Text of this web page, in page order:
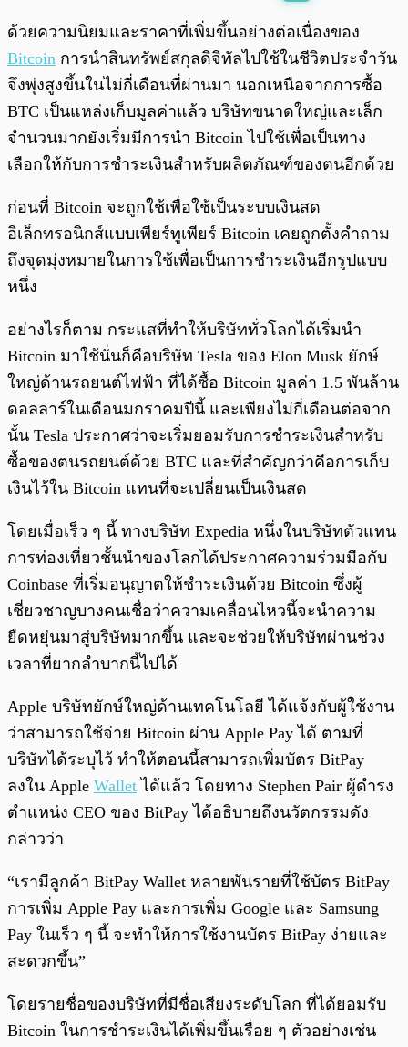
พร้อมเล่น 0:00
ด้วยความนิยมและราคาที่เพิ่มขึ้นอย่างต่อเนื่องของ
Bitcoin การนำสินทรัพย์สกุลดิจิทัลไปใช้ในชีวิตประจำวัน
จึงพุ่งสูงขึ้นในไม่กี่เดือนที่ผ่านมา นอกเหนือจากการซื้อ
BTC เป็นแหล่งเก็บมูลค่าแล้ว บริษัทขนาดใหญ่และเล็ก
จำนวนมากยังเริ่มมีการนำ Bitcoin ไปใช้เพื่อเป็นทาง
เลือกให้กับการชำระเงินสำหรับผลิตภัณฑ์ของตนอีกด้วย
ก่อนที่ Bitcoin จะถูกใช้เพื่อใช้เป็นระบบเงินสด
อิเล็กทรอนิกส์แบบเพียร์ทูเพียร์ Bitcoin เคยถูกตั้งคำถาม
ถึงจุดมุ่งหมายในการใช้เพื่อเป็นการชำระเงินอีกรูปแบบ
หนึ่ง
อย่างไรก็ตาม กระแสที่ทำให้บริษัททั่วโลกได้เริ่มนำ
Bitcoin มาใช้นั่นก็คือบริษัท Tesla ของ Elon Musk ยักษ์
ใหญ่ด้านรถยนต์ไฟฟ้า ที่ได้ซื้อ Bitcoin มูลค่า 1.5 พันล้าน
ดอลลาร์ในเดือนมกราคมปีนี้ และเพียงไม่กี่เดือนต่อจาก
นั้น Tesla ประกาศว่าจะเริ่มยอมรับการชำระเงินสำหรับ
ซื้อของตนรถยนต์ด้วย BTC และที่สำคัญกว่าคือการเก็บ
เงินไว้ใน Bitcoin แทนที่จะเปลี่ยนเป็นเงินสด
โดยเมื่อเร็ว ๆ นี้ ทางบริษัท Expedia หนึ่งในบริษัทตัวแทน
การท่องเที่ยวชั้นนำของโลกได้ประกาศความร่วมมือกับ
Coinbase ที่เริ่มอนุญาตให้ชำระเงินด้วย Bitcoin ซึ่งผู้
เชี่ยวชาญบางคนเชื่อว่าความเคลื่อนไหวนี้จะนำความ
ยืดหยุ่นมาสู่บริษัทมากขึ้น และจะช่วยให้บริษัทผ่านช่วง
เวลาที่ยากลำบากนี้ไปได้
Apple บริษัทยักษ์ใหญ่ด้านเทคโนโลยี ได้แจ้งกับผู้ใช้งาน
ว่าสามารถใช้จ่าย Bitcoin ผ่าน Apple Pay ได้ ตามที่
บริษัทได้ระบุไว้ ทำให้ตอนนี้สามารถเพิ่มบัตร BitPay
ลงใน Apple Wallet ได้แล้ว โดยทาง Stephen Pair ผู้ดำรง
ตำแหน่ง CEO ของ BitPay ได้อธิบายถึงนวัตกรรมดัง
กล่าวว่า
“เรามีลูกค้า BitPay Wallet หลายพันรายที่ใช้บัตร BitPay
การเพิ่ม Apple Pay และการเพิ่ม Google และ Samsung
Pay ในเร็ว ๆ นี้ จะทำให้การใช้งานบัตร BitPay ง่ายและ
สะดวกขึ้น”
โดยรายชื่อของบริษัทที่มีชื่อเสียงระดับโลก ที่ได้ยอมรับ
Bitcoin ในการชำระเงินได้เพิ่มขึ้นเรื่อย ๆ ตัวอย่างเช่น